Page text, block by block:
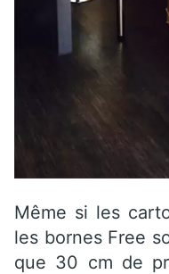
Même si les
les bornes Free
que 30 cm de